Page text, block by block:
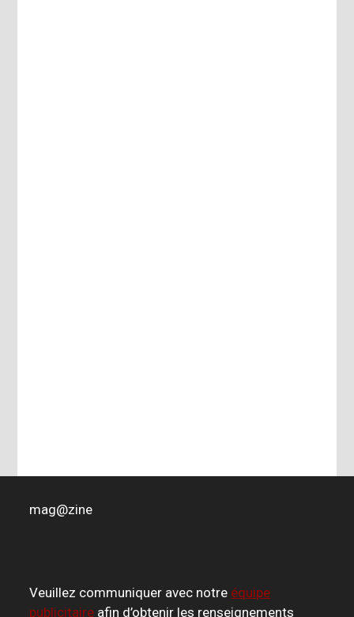
mag@zine
Veuillez communiquer avec notre équipe
publicitaire afin d’obtenir les renseignements